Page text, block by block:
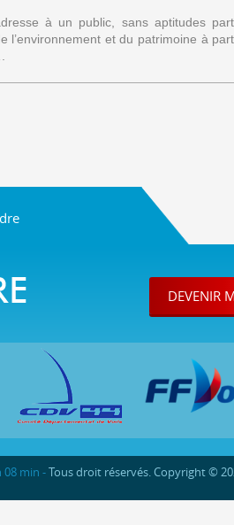
à un public, sans aptitudes
l’environnement et du patrimoine à
DEVENIR
08 min -Tous droit réservés. Copyright ©